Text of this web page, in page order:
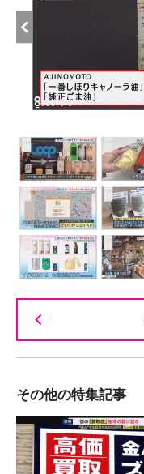
その他の特集記事